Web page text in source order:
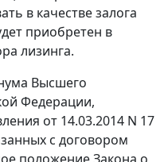
в качестве залога
приобретен в
лизинга.
Высшего
Федерации,
от 14.03.2014 N 17
с договором